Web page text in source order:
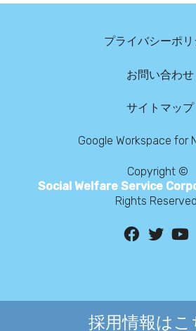
採用情報はこ
プライバシーポリ
お問い合わせ
サイトマップ
Google Workspace for
Copyright ©
Social Welfare Service
Rights Reserved.